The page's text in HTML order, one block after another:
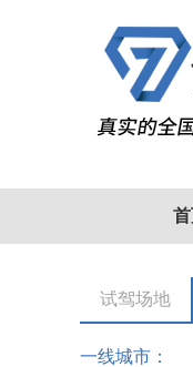
试驾场地
一线城市：